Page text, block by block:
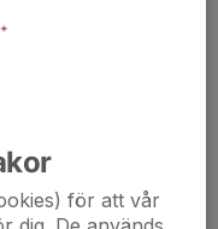
för att vår